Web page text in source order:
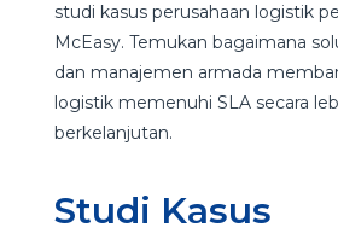
studi kasus perusahaan logistik
McEasy. Temukan bagaimana
dan manajemen armada
logistik memenuhi SLA secara
berkelanjutan.
Studi Kasus